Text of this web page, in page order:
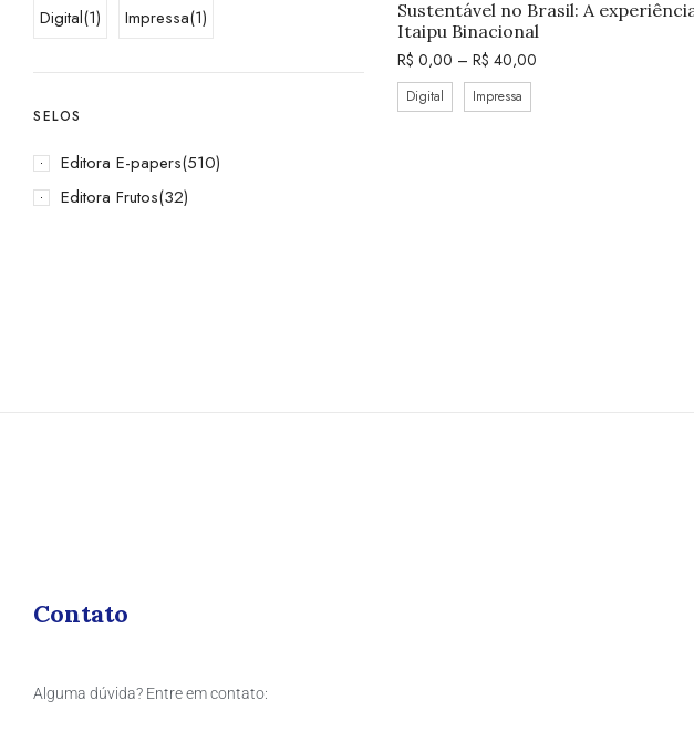
Digital(1) Impressa(1)
SELOS
Editora E-papers(510)
Editora Frutos(32)
Sustentável no Brasil: A
Itaipu Binacional
R$ 0,00 – R$ 40,00
Digital Impressa
Contato
Alguma dúvida? Entre em contato: